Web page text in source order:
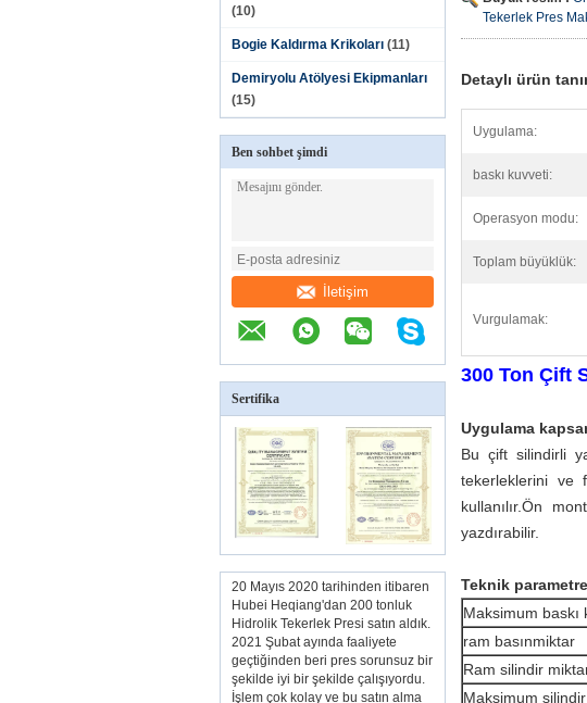
(10)
Bogie Kaldırma Krikoları (11)
Demiryolu Atölyesi Ekipmanları
(15)
Ben sohbet şimdi
İletişim
Sertifika
20 Mayıs 2020 tarihinden itibaren
Hubei Heqiang'dan 200 tonluk
Hidrolik Tekerlek Presi satın aldık.
2021 Şubat ayında faaliyete
geçtiğinden beri pres sorunsuz bir
şekilde iyi bir şekilde çalışıyordu.
İşlem çok kolay ve bu satın alma
Tekerlek Pres
Detaylı ürün
Uygulama:
baskı kuvveti:
Operasyon modu:
Toplam büyüklük:
Vurgulamak:
300 Ton Çift
Uygulama
Bu çift silindirli
tekerleklerini ve
kullanılır.Ön
yazdırabilir.
Teknik
Maksimum baskı
ram basınmiktar
Ram silindir
Maksimum